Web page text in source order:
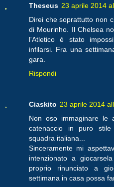
Theseus 23 aprile 2014
Direi che soprattutto non
di Mourinho. Il Chelsea
l'Atletico é stato
infilarsi. Fra una
gara.
Rispondi
Ciaskito 23 aprile 2014
Non oso immaginare le
catenaccio in puro
squadra italiana...
Sinceramente mi
intenzionato a
proprio rinunciato a
settimana in casa possa